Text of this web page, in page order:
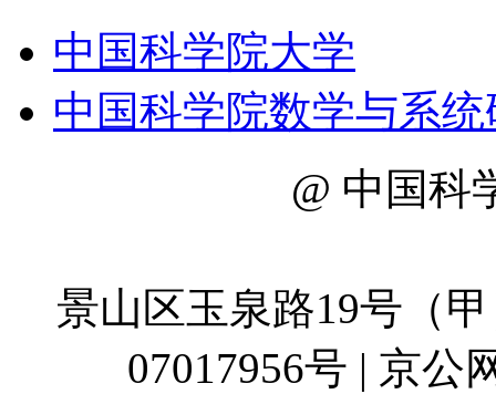
中国科学院大学
中国科学院数学与系
@ 中国科
景山区玉泉路19号
07017956号 | 京公